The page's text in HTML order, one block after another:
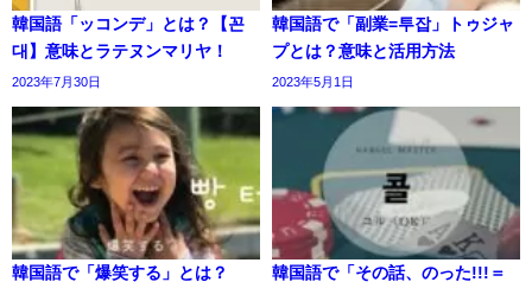
韓国語「ッコンデ」とは？【꼰
대】意味とラテヌンマリヤ！
2023年7月30日
韓国語で「副業=투잡」トゥジャ
プとは？意味と活用方法
2023年5月1日
韓国語で「爆笑する」とは？
韓国語で「その話、のった!!!＝